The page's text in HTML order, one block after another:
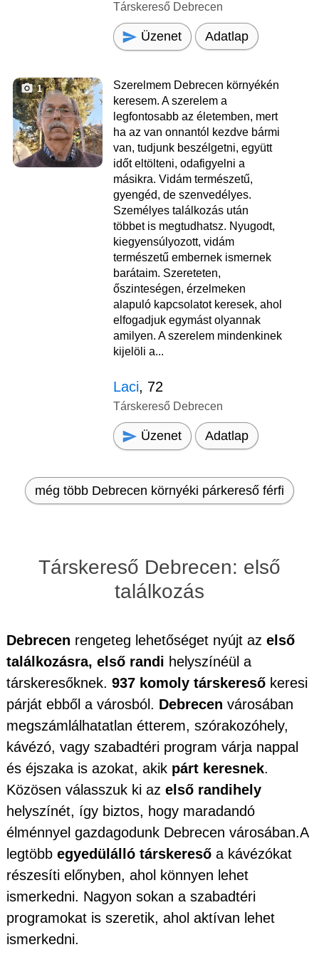
Társkereső Debrecen
Üzenet Adatlap
1
Szerelmem Debrecen környékén
keresem. A szerelem a
legfontosabb az életemben, mert
ha az van onnantól kezdve bármi
van, tudjunk beszélgetni, együtt
időt eltölteni, odafigyelni a
másikra. Vidám természetű,
gyengéd, de szenvedélyes.
Személyes találkozás után
többet is megtudhatsz. Nyugodt,
kiegyensúlyozott, vidám
természetű embernek ismernek
barátaim. Szereteten,
őszinteségen, érzelmeken
alapuló kapcsolatot keresek, ahol
elfogadjuk egymást olyannak
amilyen. A szerelem mindenkinek
kijelöli a...
Laci, 72
Társkereső Debrecen
Üzenet Adatlap
még több Debrecen környéki párkereső férfi
Társkereső Debrecen: első
találkozás
Debrecen rengeteg lehetőséget nyújt az első
találkozásra, első randi helyszínéül a
társkeresőknek. 937 komoly társkereső keresi
párját ebből a városból. Debrecen városában
megszámlálhatatlan étterem, szórakozóhely,
kávézó, vagy szabadtéri program várja nappal
és éjszaka is azokat, akik párt keresnek.
Közösen válasszuk ki az első randihely
helyszínét, így biztos, hogy maradandó
élménnyel gazdagodunk Debrecen városában.A
legtöbb egyedülálló társkereső a kávézókat
részesíti előnyben, ahol könnyen lehet
ismerkedni. Nagyon sokan a szabadtéri
programokat is szeretik, ahol aktívan lehet
ismerkedni.